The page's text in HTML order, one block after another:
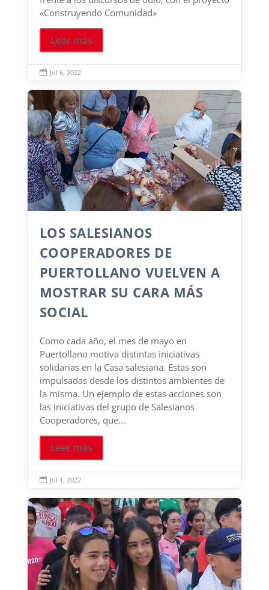
«Construyendo Comunidad»
Leer más
 Jul 6, 2022
LOS SALESIANOS
COOPERADORES DE
PUERTOLLANO VUELVEN A
MOSTRAR SU CARA MÁS
SOCIAL
Como cada año, el mes de mayo en
Puertollano motiva distintas iniciativas
solidarias en la Casa salesiana. Estas son
impulsadas desde los distintos ambientes de
la misma. Un ejemplo de estas acciones son
las iniciativas del grupo de Salesianos
Cooperadores, que...
Leer más
 Jul 1, 2022